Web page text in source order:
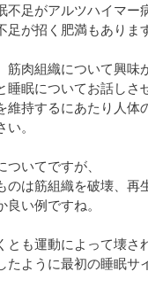
不足がアルツハイマー
足が招く肥満もありま
筋肉組織について興味
睡眠についてお話しさ
維持するにあたり人体
い。
ついてですが、
のは筋組織を破壊、再
良い例ですね。
とも運動によって壊さ
たように最初の睡眠サ